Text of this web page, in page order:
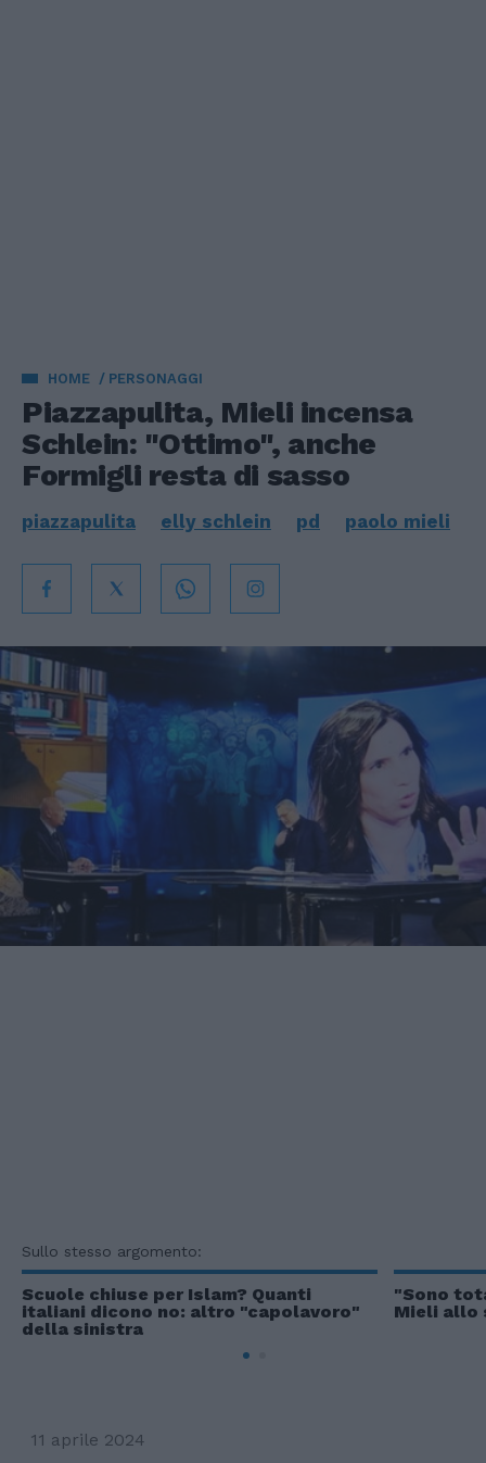
HOME PERSONAGGI
Piazzapulita, Mieli incensa
Schlein: "Ottimo", anche
Formigli resta di sasso
piazzapulita elly schlein pd paolo mieli
Sullo stesso argomento:
Scuole chiuse per Islam? Quanti
italiani dicono no: altro "capolavoro"
della sinistra
"Sono
Mieli allo
11 aprile 2024